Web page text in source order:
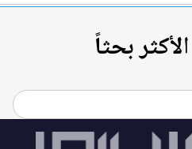
بحثاً